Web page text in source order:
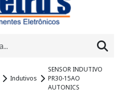
Indutivos
SENSOR INDUTIVO
PR30-15AO
AUTONICS